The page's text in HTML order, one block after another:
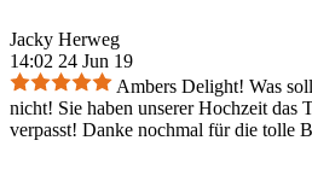
Jacky Herweg
14:02 24 Jun 19
Ambers Delight! Was
nicht! Sie haben unserer Hochzeit das
verpasst! Danke nochmal für die tolle